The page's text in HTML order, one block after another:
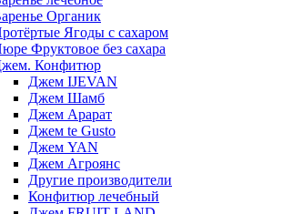
Органик
Ягоды с сахаром
Фруктовое без сахара
Конфитюр
Джем IJEVAN
Джем Шамб
Джем Арарат
Джем te Gusto
Джем YAN
Джем Агроянс
Другие производители
Конфитюр лечебный